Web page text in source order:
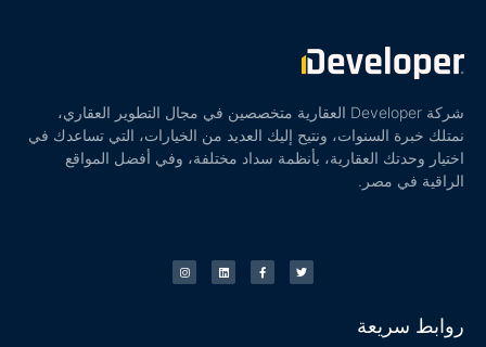
شركة Developer العقارية متخصصين في مجال التطوير العقاري،
نمتلك خبرة السنوات، ونتيح إليك العديد من الخيارات، التي تساعدك في
اختيار وحدتك العقارية، بأنظمة سداد مختلفة، وفي أفضل المواقع
الراقية في مصر.
روابط سريعة